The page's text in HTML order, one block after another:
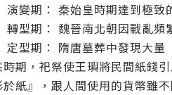
演變期： 秦始皇時期達到極致
轉型期： 魏晉南北朝因戰亂頻
定型期： 隋唐墓葬中發現大量
時期，祀祭使王璵將民間紙錢
於紙』，跟人間使用的貨幣雖